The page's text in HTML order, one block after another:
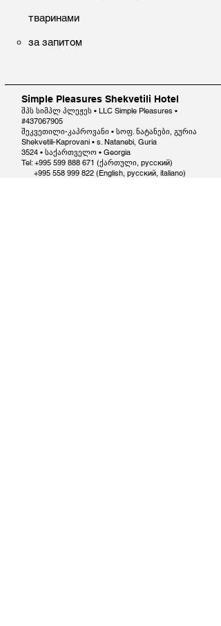
тваринами
за запитом
Simple Pleasures Shekvetili Hotel
შპს სიმპლ პლეჟეს • LLC Simple Pleasures •
#437067905
შეკვეთილი-კაპროვანი • სოფ. ნატანები, გურია
Shekvetili-Kaprovani • s. Natanebi, Guria
3524 • საქართველო • Georgia
Tel: +995 599 888 671 (ქართული, русский)
+995 558 999 822 (English, русский, italiano)